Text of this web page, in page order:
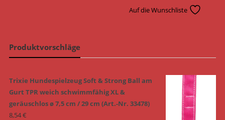
Auf die Wunschliste
Produktvorschläge
Trixie Hundespielzeug Soft & Strong Ball am
Gurt TPR weich schwimmfähig XL &
geräuschlos ø 7,5 cm / 29 cm (Art.-Nr. 33478)
8,54€